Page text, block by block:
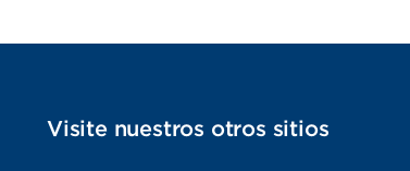
Visite nuestros otros sitios